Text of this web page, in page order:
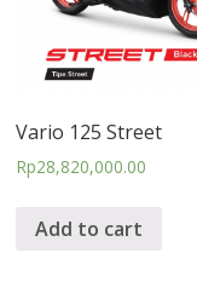
Vario 125 Street
Rp28,820,000.00
Add to cart